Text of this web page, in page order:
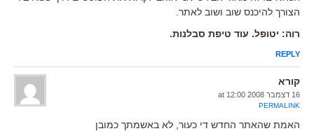
הצורך להיכנס שוב ושוב לאתר.
רוה: יטופל. עוד טיפת סבלנות.
REPLY
קורא
16 דצמבר 2008 at 12:00
PERMALINK
האמת שהאתר החדש די כעור, לא באשמתך כמובן